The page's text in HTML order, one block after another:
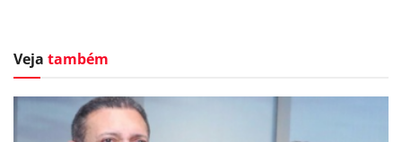
Veja também